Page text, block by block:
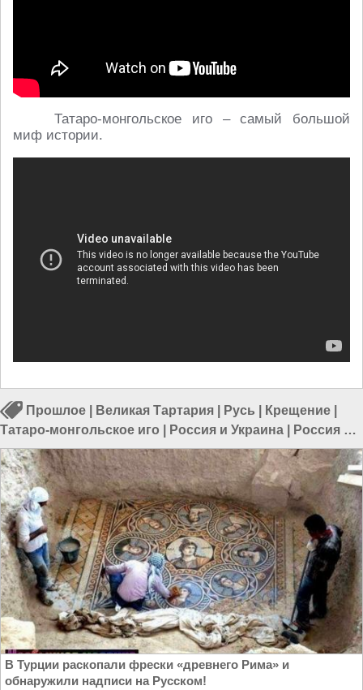
Татаро-монгольское иго – самый большой
миф истории.
Прошлое Великая Тартария Русь Крещение
Татаро-монгольское иго
Россия и Украина
Россия и
Евразия
В Турции раскопали фрески «древнего Рима» и
обнаружили надписи на Русском!